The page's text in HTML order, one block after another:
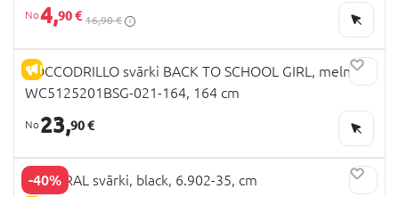
4,90 € 16,90 €
IZPĀRDOŠANA
COCCODRILLO svārki BACK TO SCHOOL GIRL, melns,
WC5125201BSG-021-164, 164 cm
23,90 €
-40%
MAYORAL svārki, black, 6.902-35, cm